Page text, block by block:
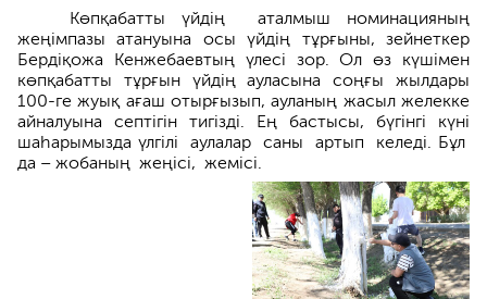
Көпқабатты үйдің аталмыш номинация­ның
жеңімпазы атануына осы үйдің тұр­ғыны, зейнеткер
Бердіқожа Кенжебаевтың үлесі зор. Ол өз күшімен
көпқабатты тұрғын үйдің ауласы­на соңғы жылдары
100-ге жуық ағаш отыр­ғызып, ауланың жасыл желекке
айналуына септігін тигізді. Ең бастысы, бүгінгі күні
шаһарымызда үлгілі аулалар саны артып келеді. Бұл
да – жоба­ның жеңісі, жемісі.